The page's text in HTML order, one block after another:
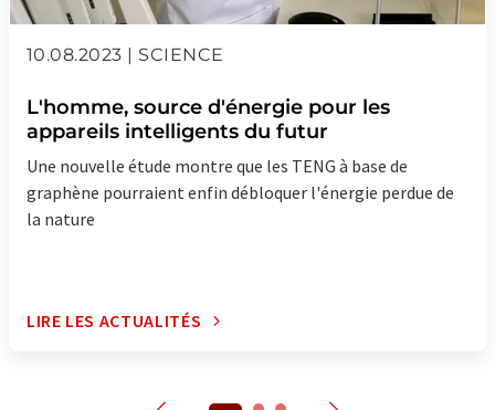
10.08.2023 | SCIENCE
L'homme, source d'énergie pour les
appareils intelligents du futur
Une nouvelle étude montre que les TENG à base de
graphène pourraient enfin débloquer l'énergie perdue de
la nature
LIRE LES ACTUALITÉS